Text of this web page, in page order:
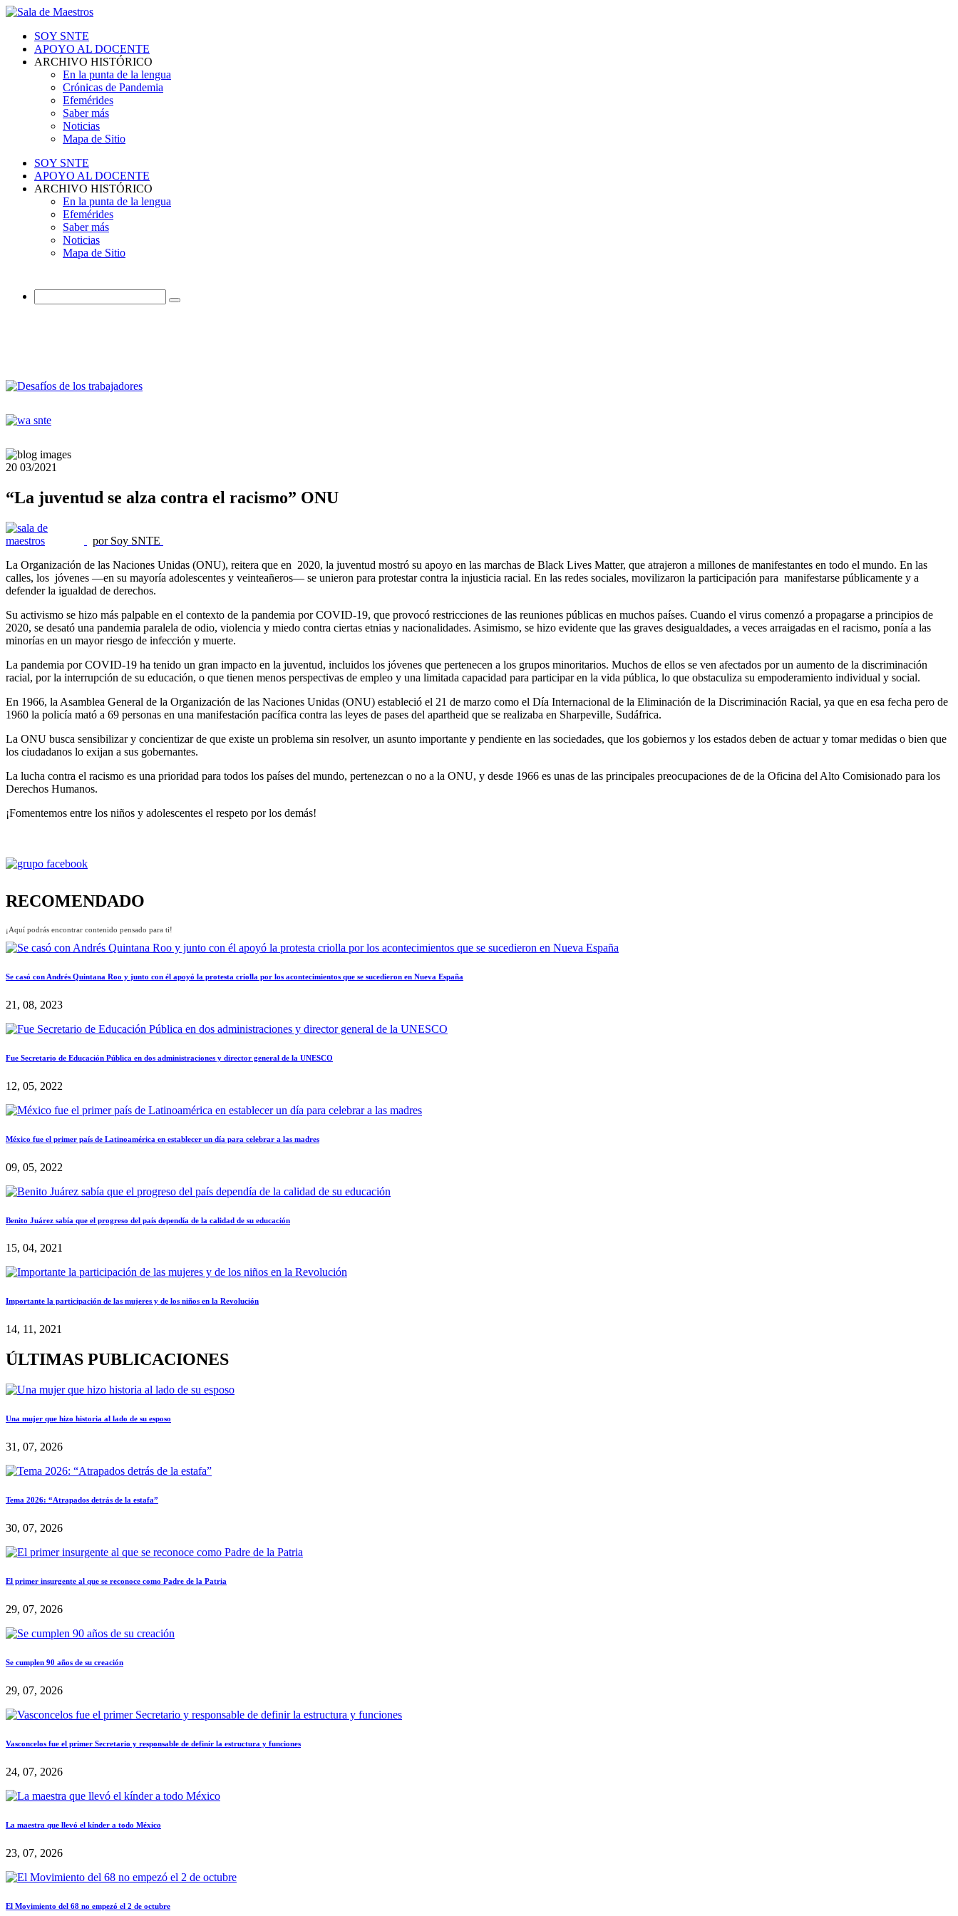
SOY SNTE
APOYO AL DOCENTE
ARCHIVO HISTÓRICO
En la punta de la lengua
Crónicas de Pandemia
Efemérides
Saber más
Noticias
Mapa de Sitio
SOY SNTE
APOYO AL DOCENTE
ARCHIVO HISTÓRICO
En la punta de la lengua
Efemérides
Saber más
Noticias
Mapa de Sitio
20 03/2021
“La juventud se alza contra el racismo” ONU
por Soy SNTE
La Organización de las Naciones Unidas (ONU), reitera que en 2020, la juventud mostró su apoyo en las marchas de Black Lives Matter, que atrajeron a millones de manifestantes en todo el mundo. En las
calles, los jóvenes —en su mayoría adolescentes y veinteañeros— se unieron para protestar contra la injusticia racial. En las redes sociales, movilizaron la participación para manifestarse públicamente y a
defender la igualdad de derechos.
Su activismo se hizo más palpable en el contexto de la pandemia por COVID-19, que provocó restricciones de las reuniones públicas en muchos países. Cuando el virus comenzó a propagarse a principios de
2020, se desató una pandemia paralela de odio, violencia y miedo contra ciertas etnias y nacionalidades. Asimismo, se hizo evidente que las graves desigualdades, a veces arraigadas en el racismo, ponía a las
minorías en un mayor riesgo de infección y muerte.
La pandemia por COVID-19 ha tenido un gran impacto en la juventud, incluidos los jóvenes que pertenecen a los grupos minoritarios. Muchos de ellos se ven afectados por un aumento de la discriminación
racial, por la interrupción de su educación, o que tienen menos perspectivas de empleo y una limitada capacidad para participar en la vida pública, lo que obstaculiza su empoderamiento individual y social.
En 1966, la Asamblea General de la Organización de las Naciones Unidas (ONU) estableció el 21 de marzo como el Día Internacional de la Eliminación de la Discriminación Racial, ya que en esa fecha pero de
1960 la policía mató a 69 personas en una manifestación pacífica contra las leyes de pases del apartheid que se realizaba en Sharpeville, Sudáfrica.
La ONU busca sensibilizar y concientizar de que existe un problema sin resolver, un asunto importante y pendiente en las sociedades, que los gobiernos y los estados deben de actuar y tomar medidas o bien que
los ciudadanos lo exijan a sus gobernantes.
La lucha contra el racismo es una prioridad para todos los países del mundo, pertenezcan o no a la ONU, y desde 1966 es unas de las principales preocupaciones de de la Oficina del Alto Comisionado para los
Derechos Humanos.
¡Fomentemos entre los niños y adolescentes el respeto por los demás!
RECOMENDADO
¡Aquí podrás encontrar contenido pensado para ti!
Se casó con Andrés Quintana Roo y junto con él apoyó la protesta criolla por los acontecimientos que se sucedieron en Nueva España
21, 08, 2023
Fue Secretario de Educación Pública en dos administraciones y director general de la UNESCO
12, 05, 2022
México fue el primer país de Latinoamérica en establecer un día para celebrar a las madres
09, 05, 2022
Benito Juárez sabía que el progreso del país dependía de la calidad de su educación
15, 04, 2021
Importante la participación de las mujeres y de los niños en la Revolución
14, 11, 2021
ÚLTIMAS PUBLICACIONES
Una mujer que hizo historia al lado de su esposo
31, 07, 2026
Tema 2026: “Atrapados detrás de la estafa”
30, 07, 2026
El primer insurgente al que se reconoce como Padre de la Patria
29, 07, 2026
Se cumplen 90 años de su creación
29, 07, 2026
Vasconcelos fue el primer Secretario y responsable de definir la estructura y funciones
24, 07, 2026
La maestra que llevó el kínder a todo México
23, 07, 2026
El Movimiento del 68 no empezó el 2 de octubre